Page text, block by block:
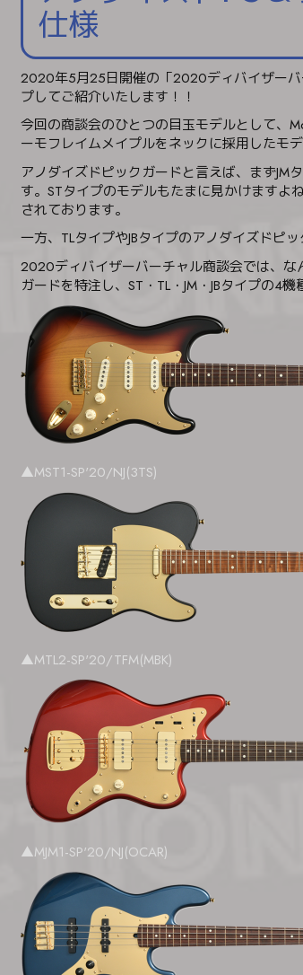
仕様
2020年5月25日開催の「2020ディバイザー
プしてご紹介いたします！！
今回の商談会のひとつの目玉モデルとして、
ーモフレイムメイプルをネックに採用したモ
アノダイズドピックガードと言えば、まずJM
す。STタイプのモデルもたまに見かけますよ
されております。
一方、TLタイプやJBタイプのアノダイズドピ
2020ディバイザーバーチャル商談会では、な
ガードを特注し、ST・TL・JM・JBタイプの4
▲MST1-SP'20/NJ(3TS)
▲MTL2-SP'20/TFM(MBK)
▲MJM1-SP'20/NJ(OCAR)